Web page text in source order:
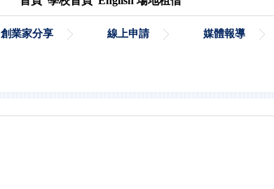
創業家分享 線上申請 媒體報導